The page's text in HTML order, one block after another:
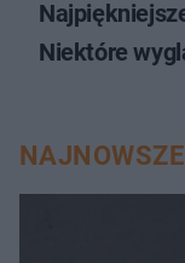
Niektóre